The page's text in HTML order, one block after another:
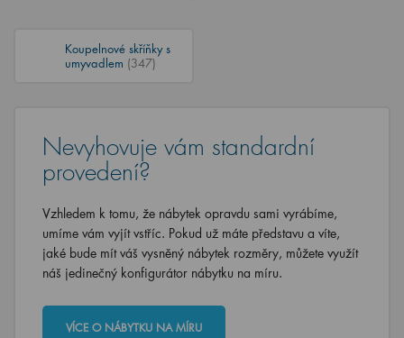
Koupelnové skříňky s
umyvadlem (347)
Nevyhovuje vám standardní
provedení?
Vzhledem k tomu, že nábytek opravdu sami vyrábíme,
umíme vám vyjít vstříc. Pokud už máte představu a víte,
jaké bude mít váš vysněný nábytek rozměry, můžete využít
náš jedinečný konfigurátor nábytku na míru.
VÍCE O NÁBYTKU NA MÍRU